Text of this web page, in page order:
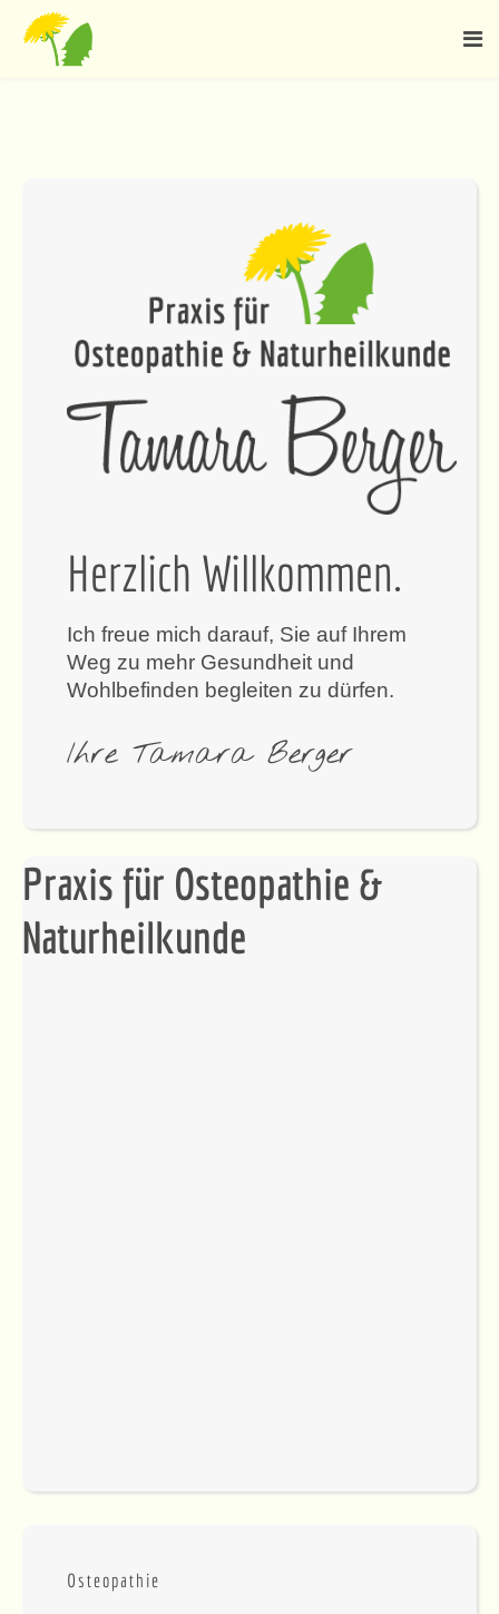
Herzlich Willkommen.
Ich freue mich darauf, Sie auf Ihrem
Weg zu mehr Gesundheit und
Wohlbefinden begleiten zu dürfen.
Ihre Tamara Berger
Praxis für Osteopathie &
Naturheilkunde
Osteopathie